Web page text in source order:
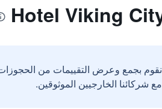
نقوم بجمع وعرض التقييمات من